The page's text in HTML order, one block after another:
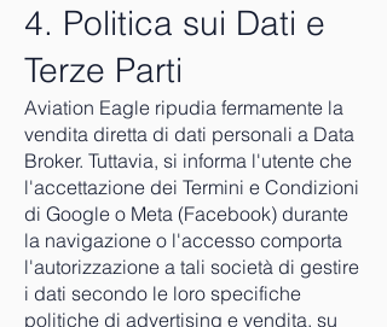
4. Politica sui Dati e
Terze Parti
Aviation Eagle ripudia fermamente la
vendita diretta di dati personali a Data
Broker. Tuttavia, si informa l'utente che
l'accettazione dei Termini e Condizioni
di Google o Meta (Facebook) durante
la navigazione o l'accesso comporta
l'autorizzazione a tali società di gestire
i dati secondo le loro specifiche
politiche di advertising e vendita, su